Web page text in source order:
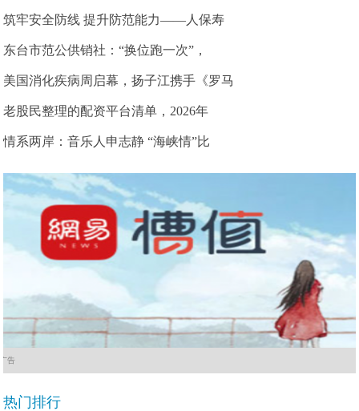
筑牢安全防线 提升防范能力——人保寿
东台市范公供销社：“换位跑一次”，
美国消化疾病周启幕，扬子江携手《罗马
老股民整理的配资平台清单，2026年
情系两岸：音乐人申志静 “海峡情”比
广告
热门排行